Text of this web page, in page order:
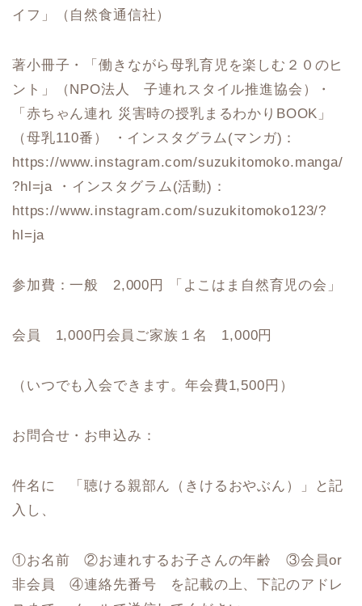
イフ」（自然食通信社）
著小冊子・「働きながら母乳育児を楽しむ２０のヒ
ント」（NPO法人 子連れスタイル推進協会）・
「赤ちゃん連れ 災害時の授乳まるわかりBOOK」
（母乳110番） ・インスタグラム(マンガ)：
https://www.instagram.com/suzukitomoko.manga/
?hl=ja ・インスタグラム(活動)：
https://www.instagram.com/suzukitomoko123/?
hl=ja
参加費：一般 2,000円 「よこはま自然育児の会」
会員 1,000円会員ご家族１名 1,000円
（いつでも入会できます。年会費1,500円）
お問合せ・お申込み：
件名に 「聴ける親部ん（きけるおやぶん）」と記
入し、
①お名前 ②お連れするお子さんの年齢 ③会員or
非会員 ④連絡先番号 を記載の上、下記のアドレ